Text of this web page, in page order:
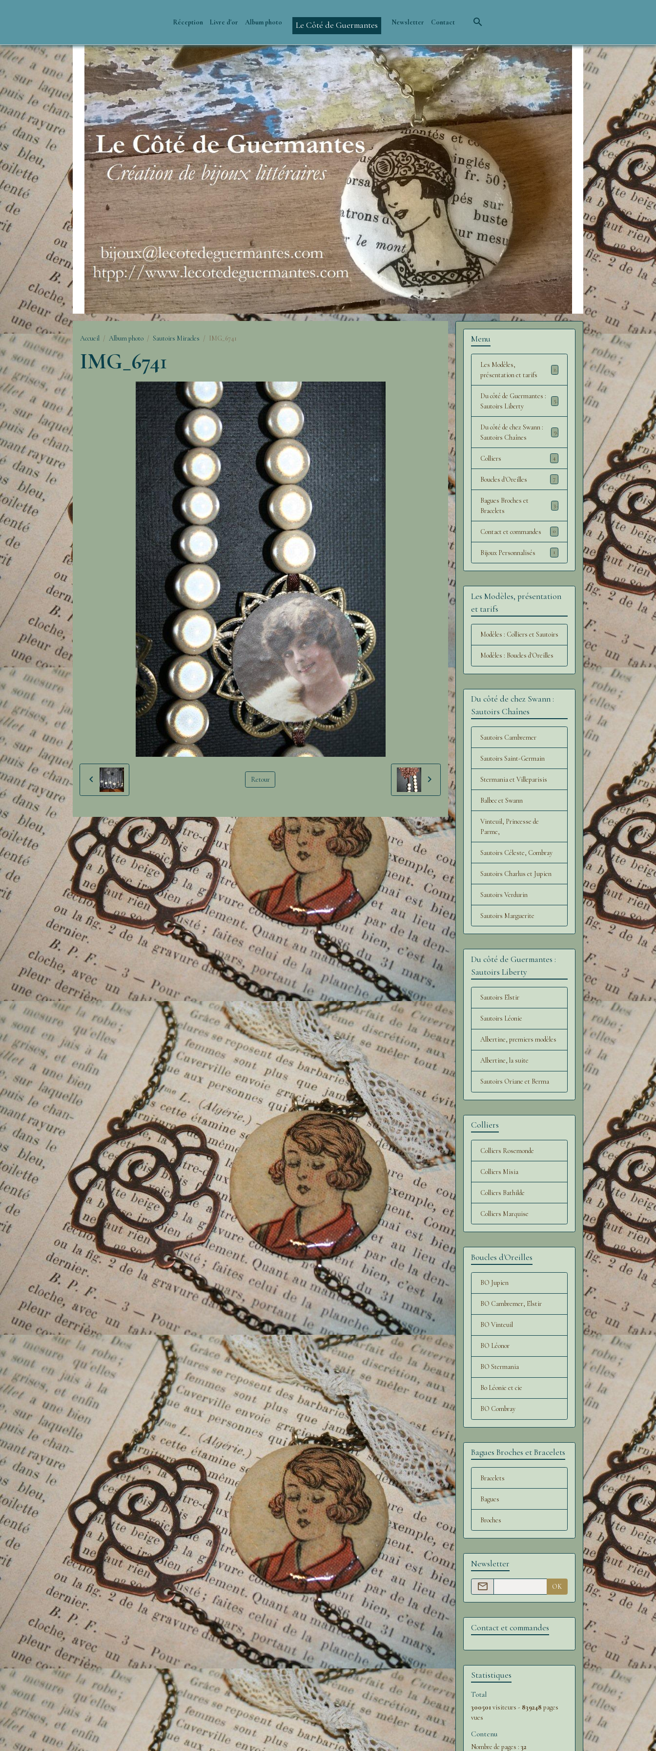
Réception Livre d'or Album photo Le Côté de Guermantes Newsletter Contact
Accueil Album photo Sautoirs Miracles IMG_6741
IMG_6741
Retour
Menu
Les Modèles,
présentation et tarifs
2
Du côté de Guermantes :
Sautoirs Liberty
5
Du côté de chez Swann :
Sautoirs Chaînes
9
Colliers 4
Boucles d'Oreilles 7
Bagues Broches et
Bracelets
3
Contact et commandes 0
Bijoux Personnalisés 1
Les Modèles, présentation
et tarifs
Modèles : Colliers et Sautoirs
Modèles : Boucles d'Oreilles
Du côté de chez Swann :
Sautoirs Chaînes
Sautoirs Cambremer
Sautoirs Saint-Germain
Stermania et Villeparisis
Balbec et Swann
Vinteuil, Princesse de
Parme,
Sautoirs Céleste, Combray
Sautoirs Charlus et Jupien
Sautoirs Verdurin
Sautoirs Marguerite
Du côté de Guermantes :
Sautoirs Liberty
Sautoirs Elstir
Sautoirs Léonie
Albertine, premiers modèles
Albertine, la suite
Sautoirs Oriane et Berma
Colliers
Colliers Rosemonde
Colliers Misia
Colliers Bathilde
Colliers Marquise
Boucles d'Oreilles
BO Jupien
BO Cambremer, Elstir
BO Vinteuil
BO Léonor
BO Stermania
Bo Léonie et cie
BO Combray
Bagues Broches et Bracelets
Bracelets
Bagues
Broches
Newsletter
OK
Contact et commandes
Statistiques
Total
300501visiteurs - 839248 pages
vues
Contenu
Nombre de pages :32